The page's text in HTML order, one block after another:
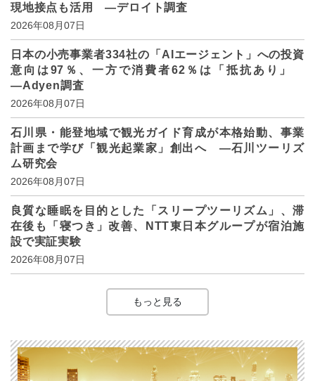
現地接点も活用 ―デロイト調査
2026年08月07日
日本の小売事業者334社の「AIエージェント」への投資
意向は97％、一方で消費者62％は「抵抗あり」
―Adyen調査
2026年08月07日
石川県・能登地域で観光ガイド育成が本格始動、事業
計画まで学び「観光起業家」創出へ ―石川ツーリズ
ム研究会
2026年08月07日
良質な睡眠を目的とした「スリープツーリズム」、滞
在後も「寝つき」改善、NTT東日本グループが宿泊施
設で実証実験
2026年08月07日
もっと見る